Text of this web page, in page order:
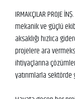
IRMAKÇILAR PROJE
mekanik ve güçlü
aksaklığı hızlıca
projelere ara
ihtiyaçlarına
yatırımlarla